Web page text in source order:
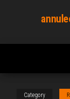
content
Category